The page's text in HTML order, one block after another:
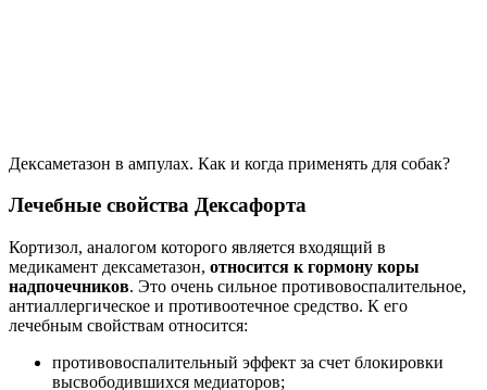
Дексаметазон в ампулах. Как и когда применять для собак?
Лечебные свойства Дексафорта
Кортизол, аналогом которого является входящий в
медикамент дексаметазон, относится к гормону коры
надпочечников. Это очень сильное противовоспалительное,
антиаллергическое и противоотечное средство. К его
лечебным свойствам относится:
противовоспалительный эффект за счет блокировки
высвободившихся медиаторов;